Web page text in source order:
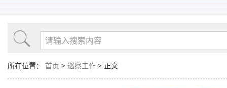
所在位置： 首页 > 巡察工作 > 正文